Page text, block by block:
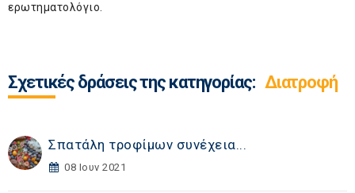
ερωτηματολόγιο.
Σχετικές δράσεις της κατηγορίας: Διατροφή
Σπατάλη τροφίμων συνέχεια...
08 Ιουν 2021